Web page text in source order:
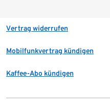
Vertrag widerrufen
Mobilfunkvertrag kündigen
Kaffee-Abo kündigen